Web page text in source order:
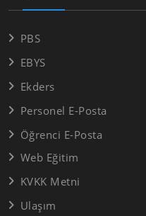
PBS
EBYS
Ekders
Personel E-Posta
Öğrenci E-Posta
Web Eğitim
KVKK Metni
Ulaşım